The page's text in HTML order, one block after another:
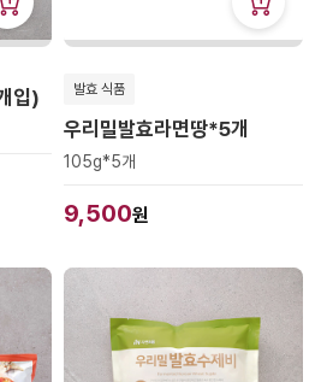
입) 발효 식품
우리밀발효라면땅*5개
105g*5개
9,500원